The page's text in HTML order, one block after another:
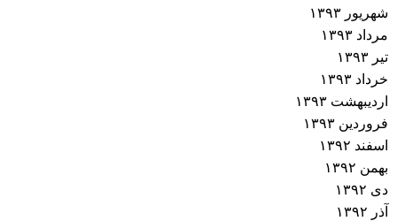
شهریور ۱۳۹۳
مرداد ۱۳۹۳
تیر ۱۳۹۳
خرداد ۱۳۹۳
اردیبهشت ۱۳۹۳
فروردین ۱۳۹۳
اسفند ۱۳۹۲
بهمن ۱۳۹۲
دی ۱۳۹۲
آذر ۱۳۹۲